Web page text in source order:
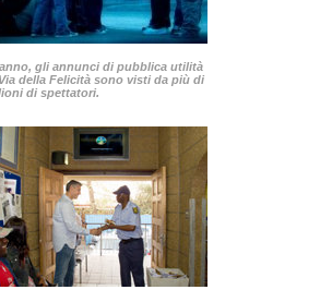
gli annunci di pubblica utilità
della Felicità sono visti da più di
di spettatori.